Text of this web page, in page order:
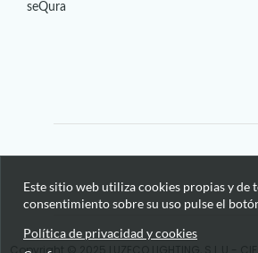
seQura
Este sitio web utiliza cookies propias y
consentimiento sobre su uso pulse el
Política de privacidad y cookies